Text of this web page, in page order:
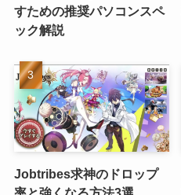
すための推奨パソコンスペ
ック解説
Jobtribes求神のドロップ